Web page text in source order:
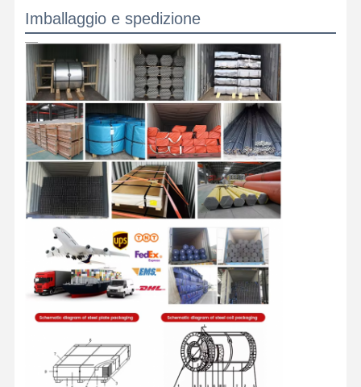
Imballaggio e spedizione